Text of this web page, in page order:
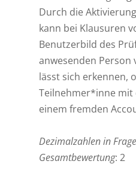
Durch die
kann bei Klausuren
Benutzerbild des
anwesenden Person
lässt sich erkennen,
Teilnehmer*inne mit
einem fremden
Dezimalzahlen in
Gesamtbewertung: 2